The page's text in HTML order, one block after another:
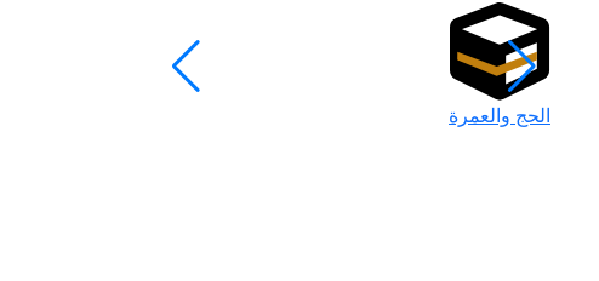
الحج والعمرة